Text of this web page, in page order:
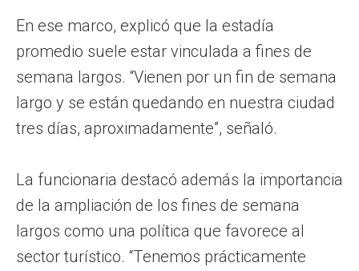
En ese marco, explicó que la estadía
promedio suele estar vinculada a fines de
semana largos. “Vienen por un fin de semana
largo y se están quedando en nuestra ciudad
tres días, aproximadamente”, señaló.
La funcionaria destacó además la importancia
de la ampliación de los fines de semana
largos como una política que favorece al
sector turístico. “Tenemos prácticamente